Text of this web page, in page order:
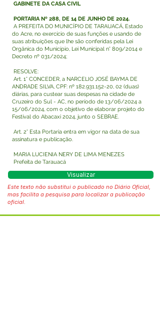
GABINETE DA CASA CIVIL
PORTARIA Nº 288, DE 14 DE JUNHO DE 2024.
A PREFEITA DO MUNICÍPIO DE TARAUACÁ, Estado
do Acre, no exercício de suas funções e usando de
suas atribuições que lhe são conferidas pela Lei
Orgânica do Município, Lei Municipal n° 809/2014 e
Decreto nº 031/2024;
RESOLVE:
Art. 1° CONCEDER, a NARCELIO JOSÉ BAYMA DE
ANDRADE SILVA, CPF: nº 182.931.152-20, 02 (duas)
diárias, para custear suas despesas na cidade de
Cruzeiro do Sul - AC, no período de 13/06/2024 a
15/06/2024, com o objetivo de elaborar projeto do
Festival do Abacaxi 2024, junto o SEBRAE.
Art. 2° Esta Portaria entra em vigor na data de sua
assinatura e publicação.
MARIA LUCIENIA NERY DE LIMA MENEZES
Prefeita de Tarauacá
Visualizar
Este texto não substitui o publicado no Diário Oficial,
mas facilita a pesquisa para localizar a publicação
oficial.